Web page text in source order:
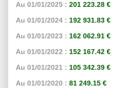
Au 01/01/2025 : 201 223.28 €
Au 01/01/2024 : 192 931.83 €
Au 01/01/2023 : 162 062.91 €
Au 01/01/2022 : 152 167.42 €
Au 01/01/2021 : 105 342.39 €
Au 01/01/2020 : 81 249.15 €